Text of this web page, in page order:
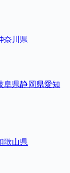
奈川県
阜県静岡県愛知
歌山県